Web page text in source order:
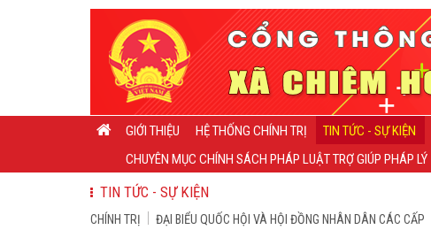
GIỚI THIỆU HỆ THỐNG CHÍNH TRỊ TIN TỨC - SỰ KIỆN
CHUYÊN MỤC CHÍNH SÁCH PHÁP LUẬT TRỢ GIÚP PHÁP LÝ
TIN TỨC - SỰ KIỆN
CHÍNH TRỊ ĐẠI BIỂU QUỐC HỘI VÀ HỘI ĐỒNG NHÂN DÂN CÁC CẤP